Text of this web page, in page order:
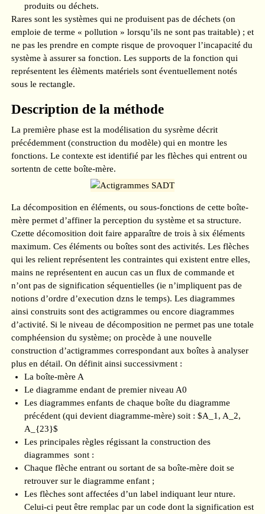
produits ou déchets.
Rares sont les systèmes qui ne produisent pas de déchets (on
emploie de terme « pollution » lorsqu’ils ne sont pas traitable) ; et
ne pas les prendre en compte risque de provoquer l’incapacité du
système à assurer sa fonction. Les supports de la fonction qui
représentent les élèments matériels sont éventuellement notés
sous le rectangle.
Description de la méthode
La première phase est la modélisation du sysrème décrit
précédemment (construction du modèle) qui en montre les
fonctions. Le contexte est identifié par les flèches qui entrent ou
sortentn de cette boîte-mère.
La décomposition en éléments, ou sous-fonctions de cette boîte-
mère permet d’affiner la perception du système et sa structure.
Czette décomosition doit faire apparaître de trois à six éléments
maximum. Ces éléments ou boîtes sont des activités. Les flèches
qui les relient représentent les contraintes qui existent entre elles,
mains ne représentent en aucun cas un flux de commande et
n’ont pas de signification séquentielles (ie n’impliquent pas de
notions d’ordre d’execution dzns le temps). Les diagrammes
ainsi construits sont des actigrammes ou encore diagrammes
d’activité. Si le niveau de décomposition ne permet pas une totale
comphéension du système; on procède à une nouvelle
construction d’actigrammes correspondant aux boîtes à analyser
plus en détail. On définit ainsi successivment :
La boîte-mère A
Le diagramme endant de premier niveau A0
Les diagrammes enfants de chaque boîte du diagramme
précédent (qui devient diagramme-mère) soit : $A_1, A_2,
A_{23}$
Les principales règles régissant la construction des
diagrammes sont :
Chaque flèche entrant ou sortant de sa boîte-mère doit se
retrouver sur le diagramme enfant ;
Les flèches sont affectées d’un label indiquant leur nture.
Celui-ci peut être remplac par un code dont la signification est